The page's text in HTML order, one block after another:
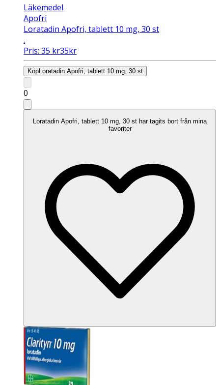
Läkemedel
Apofri
Loratadin Apofri, tablett 10 mg, 30 st
.
Pris: 35 kr35kr
KöpLoratadin Apofri, tablett 10 mg, 30 st
0
Loratadin Apofri, tablett 10 mg, 30 st har tagits bort från mina
favoriter